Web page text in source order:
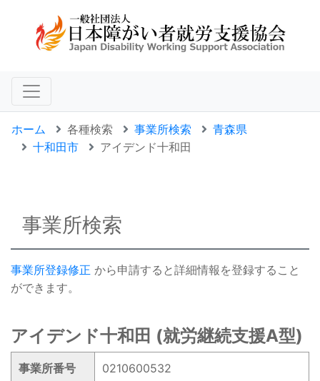
ホーム 各種検索 事業所検索
青森県
十和田市
アイデンド十和田
事業所検索
事業所登録修正 から申請すると詳細情報を登録すること
ができます。
アイデンド十和田 (就労継続支援A型)
事業所番号 0210600532